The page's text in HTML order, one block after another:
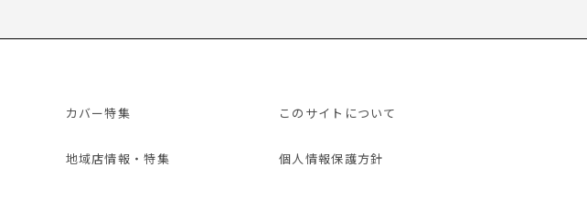
カバー特集
地域店情報・特集
このサイトについて
個人情報保護方針